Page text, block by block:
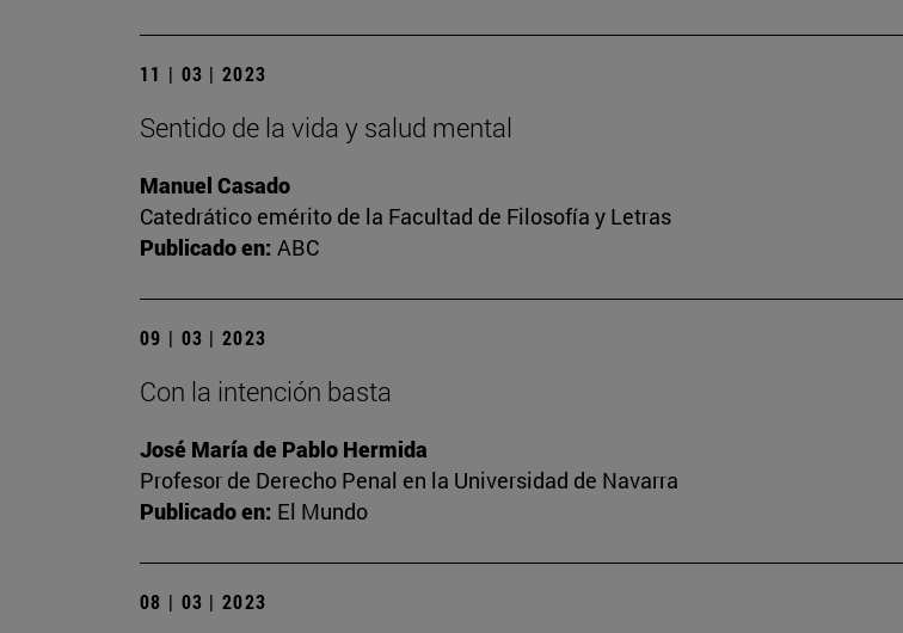
11 | 03 | 2023
Sentido de la vida y salud mental
Manuel Casado
Catedrático emérito de la Facultad de Filosofía y Letras
Publicado en: ABC
09 | 03 | 2023
Con la intención basta
José María de Pablo Hermida
Profesor de Derecho Penal en la Universidad de Navarra
Publicado en: El Mundo
08 | 03 | 2023